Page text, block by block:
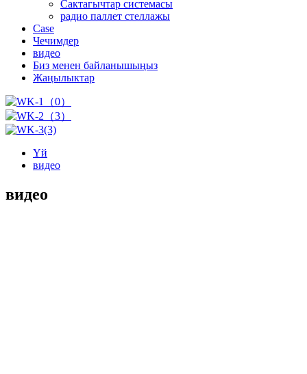
Сактагычтар системасы
радио паллет стеллажы
Case
Чечимдер
видео
Биз менен байланышыңыз
Жаңылыктар
Үй
видео
видео